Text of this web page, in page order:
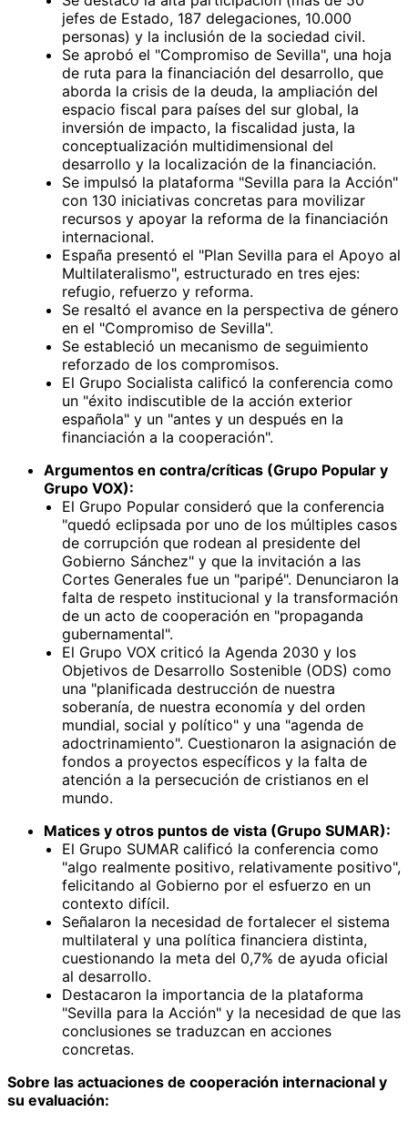
jefes de Estado, 187 delegaciones, 10.000
personas) y la inclusión de la sociedad civil.
Se aprobó el "Compromiso de Sevilla", una hoja
de ruta para la financiación del desarrollo, que
aborda la crisis de la deuda, la ampliación del
espacio fiscal para países del sur global, la
inversión de impacto, la fiscalidad justa, la
conceptualización multidimensional del
desarrollo y la localización de la financiación.
Se impulsó la plataforma "Sevilla para la Acción"
con 130 iniciativas concretas para movilizar
recursos y apoyar la reforma de la financiación
internacional.
España presentó el "Plan Sevilla para el Apoyo al
Multilateralismo", estructurado en tres ejes:
refugio, refuerzo y reforma.
Se resaltó el avance en la perspectiva de género
en el "Compromiso de Sevilla".
Se estableció un mecanismo de seguimiento
reforzado de los compromisos.
El Grupo Socialista calificó la conferencia como
un "éxito indiscutible de la acción exterior
española" y un "antes y un después en la
financiación a la cooperación".
Argumentos en contra/críticas (Grupo Popular y
Grupo VOX):
El Grupo Popular consideró que la conferencia
"quedó eclipsada por uno de los múltiples casos
de corrupción que rodean al presidente del
Gobierno Sánchez" y que la invitación a las
Cortes Generales fue un "paripé". Denunciaron la
falta de respeto institucional y la transformación
de un acto de cooperación en "propaganda
gubernamental".
El Grupo VOX criticó la Agenda 2030 y los
Objetivos de Desarrollo Sostenible (ODS) como
una "planificada destrucción de nuestra
soberanía, de nuestra economía y del orden
mundial, social y político" y una "agenda de
adoctrinamiento". Cuestionaron la asignación de
fondos a proyectos específicos y la falta de
atención a la persecución de cristianos en el
mundo.
Matices y otros puntos de vista (Grupo SUMAR):
El Grupo SUMAR calificó la conferencia como
"algo realmente positivo, relativamente positivo",
felicitando al Gobierno por el esfuerzo en un
contexto difícil.
Señalaron la necesidad de fortalecer el sistema
multilateral y una política financiera distinta,
cuestionando la meta del 0,7% de ayuda oficial
al desarrollo.
Destacaron la importancia de la plataforma
"Sevilla para la Acción" y la necesidad de que las
conclusiones se traduzcan en acciones
concretas.
Sobre las actuaciones de cooperación internacional y
su evaluación: